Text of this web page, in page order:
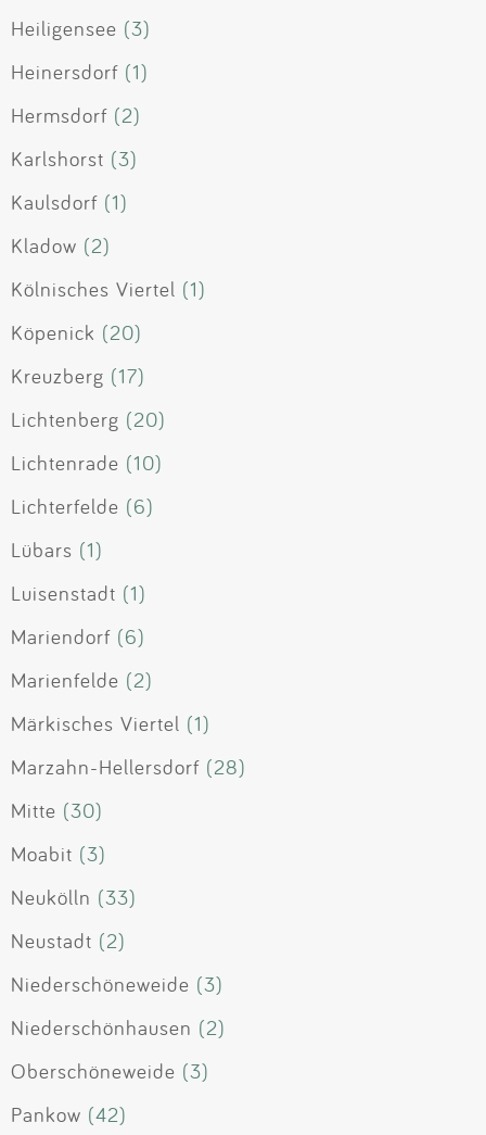
Heiligensee (3)
Heinersdorf (1)
Hermsdorf (2)
Karlshorst (3)
Kaulsdorf (1)
Kladow (2)
Kölnisches Viertel (1)
Köpenick (20)
Kreuzberg (17)
Lichtenberg (20)
Lichtenrade (10)
Lichterfelde (6)
Lübars (1)
Luisenstadt (1)
Mariendorf (6)
Marienfelde (2)
Märkisches Viertel (1)
Marzahn-Hellersdorf (28)
Mitte (30)
Moabit (3)
Neukölln (33)
Neustadt (2)
Niederschöneweide (3)
Niederschönhausen (2)
Oberschöneweide (3)
Pankow (42)